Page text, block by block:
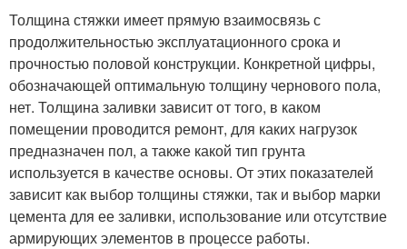
Толщина стяжки имеет прямую взаимосвязь с
продолжительностью эксплуатационного срока и
прочностью половой конструкции. Конкретной цифры,
обозначающей оптимальную толщину чернового пола,
нет. Толщина заливки зависит от того, в каком
помещении проводится ремонт, для каких нагрузок
предназначен пол, а также какой тип грунта
используется в качестве основы. От этих показателей
зависит как выбор толщины стяжки, так и выбор марки
цемента для ее заливки, использование или отсутствие
армирующих элементов в процессе работы.